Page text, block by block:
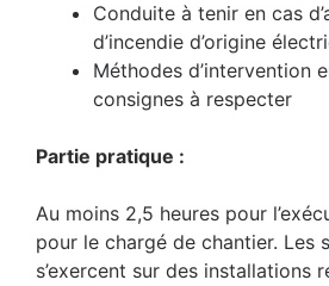
Conduite à tenir en cas
d’incendie d’origine
Méthodes d’intervention
consignes à respecter
Partie pratique :
Au moins 2,5 heures pour
pour le chargé de chantier. Les
s’exercent sur des installations